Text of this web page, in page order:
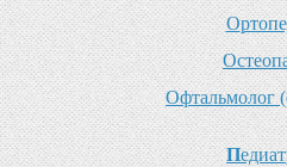
О
О
Офтальмолог
П